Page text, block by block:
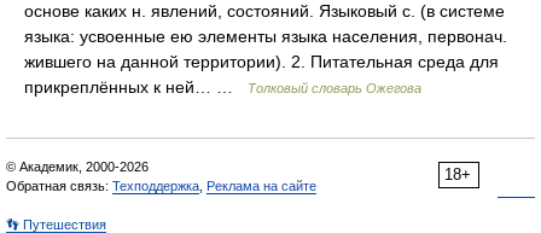
основе каких н. явлений, состояний. Языковый с. (в системе
языка: усвоенные ею элементы языка населения, первонач.
жившего на данной территории). 2. Питательная среда для
прикреплённых к ней… …
Толковый словарь Ожегова
18+
© Академик, 2000-2026
Обратная связь: Техподдержка Реклама на сайте
👣 Путешествия